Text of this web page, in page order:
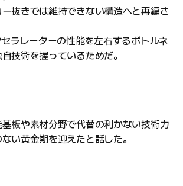
抜きでは維持できない構造へと再編さ
ラレーターの性能を左右するボトルネ
技術を握っているためだ。
板や素材分野で代替の利かない技術力
い黄金期を迎えたと話した。